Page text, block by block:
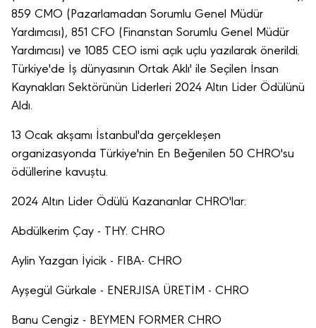
859 CMO (Pazarlamadan Sorumlu Genel Müdür
Yardımcısı), 851 CFO (Finanstan Sorumlu Genel Müdür
Yardımcısı) ve 1085 CEO ismi açık uçlu yazılarak önerildi.
Türkiye'de İş dünyasının Ortak Aklı' ile Seçilen İnsan
Kaynakları Sektörünün Liderleri 2024 Altın Lider Ödülünü
Aldı.
13 Ocak akşamı İstanbul'da gerçekleşen
organizasyonda Türkiye'nin En Beğenilen 50 CHRO'su
ödüllerine kavuştu.
2024 Altın Lider Ödülü Kazananlar CHRO'lar:
Abdülkerim Çay - THY. CHRO
Aylin Yazgan İyicik - FIBA- CHRO
Ayşegül Gürkale - ENERJISA ÜRETİM - CHRO
Banu Cengiz - BEYMEN FORMER CHRO